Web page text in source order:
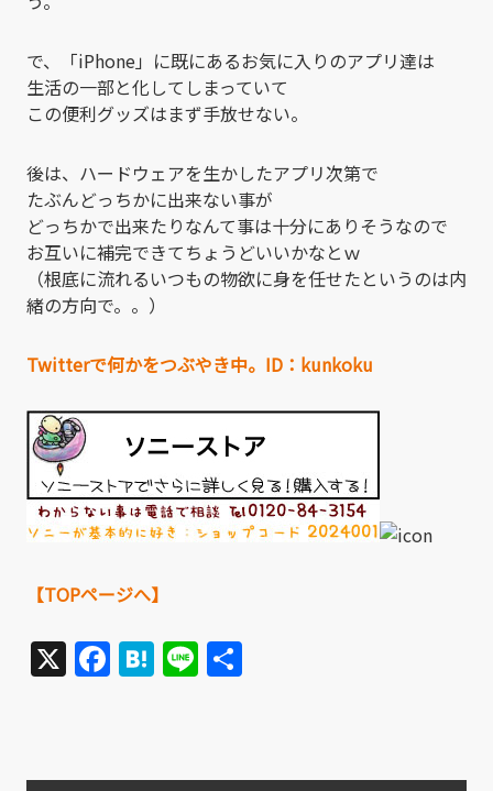
で、「iPhone」に既にあるお気に入りのアプリ達は
生活の一部と化してしまっていて
この便利グッズはまず手放せない。
後は、ハードウェアを生かしたアプリ次第で
たぶんどっちかに出来ない事が
どっちかで出来たりなんて事は十分にありそうなので
お互いに補完できてちょうどいいかなとｗ
（根底に流れるいつもの物欲に身を任せたというのは内
緒の方向で。。）
Twitterで何かをつぶやき中。ID：kunkoku
【TOPページへ】
X Facebook
Hatena
Line